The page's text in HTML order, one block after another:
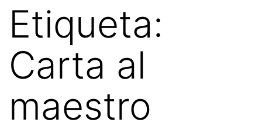
Etiqueta:
Carta al
maestro